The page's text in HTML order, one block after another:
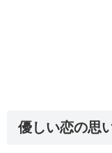
優しい恋の思